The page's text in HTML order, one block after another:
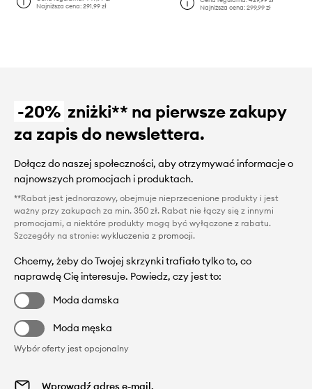
Najniższa cena:291,99 zł
Najniższa cena: 299,99 zł
-20% zniżki** na pierwsze zakupy
za zapis do newslettera.
Dołącz do naszej społeczności, aby otrzymywać informacje o
najnowszych promocjach i produktach.
**Rabat jest jednorazowy, obejmuje nieprzecenione produkty i jest
ważny przy zakupach za min. 350 zł. Rabat nie łączy się z innymi
promocjami, a niektóre produkty mogą być wyłączone z rabatu.
Szczegóły na stronie: wykluczenia z promocji.
Chcemy, żeby do Twojej skrzynki trafiało tylko to, co
naprawdę Cię interesuje. Powiedz, czy jest to:
Moda damska
Moda męska
Wybór oferty jest opcjonalny